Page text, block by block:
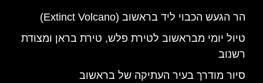
הר הגעש הכבוי ליד בראשוב (Extinct Volcano)
טיול יומי מבראשוב לטירת פלש, טירת בראן ומצודת
רשנוב
סיור מודרך בעיר העתיקה של בראשוב